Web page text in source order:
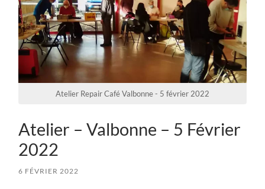
Atelier Repair Café Valbonne - 5 février 2022
Atelier – Valbonne – 5 Février
2022
6 FÉVRIER 2022